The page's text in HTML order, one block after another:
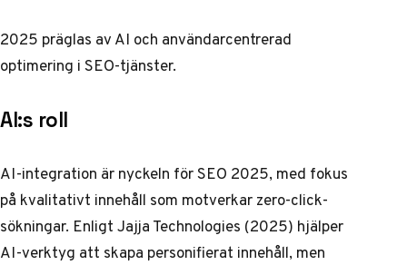
2025 präglas av AI och användarcentrerad
optimering i SEO-tjänster.
AI:s roll
AI-integration är nyckeln för SEO 2025, med fokus
på kvalitativt innehåll som motverkar zero-click-
sökningar. EnligtJajja Technologies (2025) hjälper
AI-verktyg att skapa personifierat innehåll, men